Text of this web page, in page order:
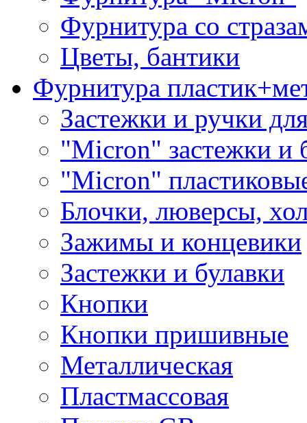
Фурнитура со
Цветы, бантики
Фурнитура
Застежки и ручки
"Micron" застежки и
"Micron"
Блочки, люверсы,
Зажимы и концевики
Застежки и булавки
Кнопки
Кнопки пришивные
Металлическая
Пластмассовая